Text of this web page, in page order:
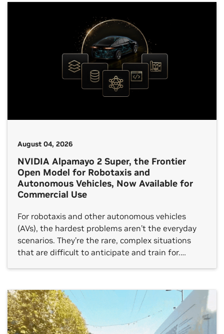
August 04, 2026
NVIDIA Alpamayo 2 Super, the Frontier
Open Model for Robotaxis and
Autonomous Vehicles, Now Available for
Commercial Use
For robotaxis and other autonomous vehicles
(AVs), the hardest problems aren’t the everyday
scenarios. They’re the rare, complex situations
that are difficult to anticipate and train for.
must understand the situation, reason about
cause and effect, choose the right action and […]